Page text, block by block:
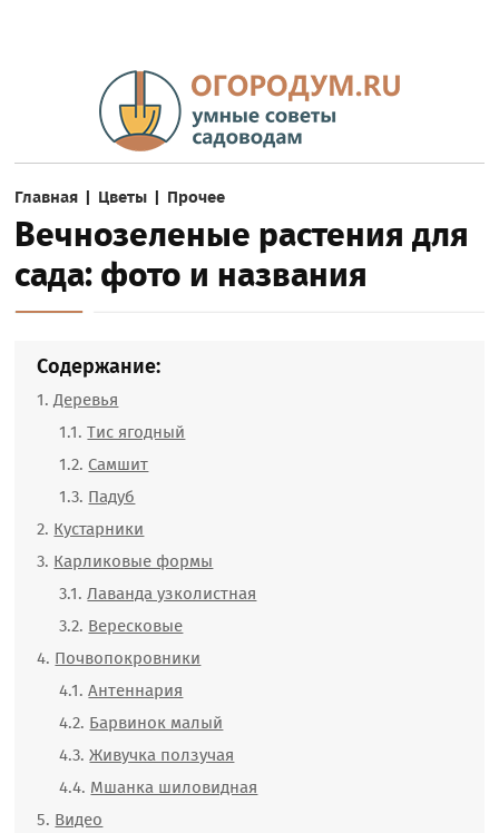
Главная | Цветы | Прочее
Вечнозеленые растения для
сада: фото и названия
Содержание:
Деревья
Тис ягодный
Самшит
Падуб
Кустарники
Карликовые формы
Лаванда узколистная
Вересковые
Почвопокровники
Антеннария
Барвинок малый
Живучка ползучая
Мшанка шиловидная
Видео